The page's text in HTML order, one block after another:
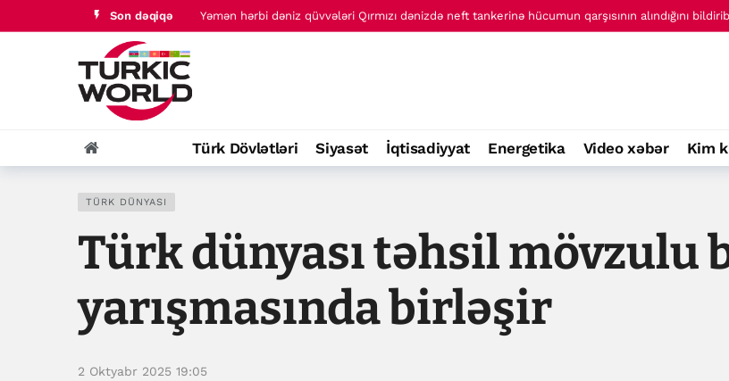
Son dəqiqə Yəmən hərbi dəniz qüvvələri Qırmızı dənizdə neft tankerinə hücumun qarşısının alındığını bildirib
Türk Dövlətləri Siyasət İqtisadiyyat Energetika Video xəbər Kim
TÜRK DÜNYASI
Türk dünyası təhsil mövzulu
yarışmasında birləşir
2 Oktyabr 2025 19:05